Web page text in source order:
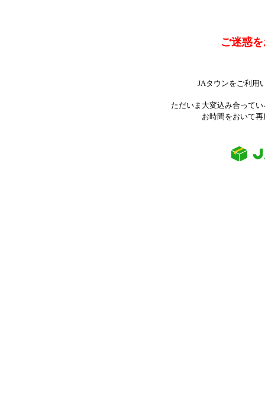
ご迷惑
JAタウンをご利用
ただいま大変込み合って
お時間をおいて